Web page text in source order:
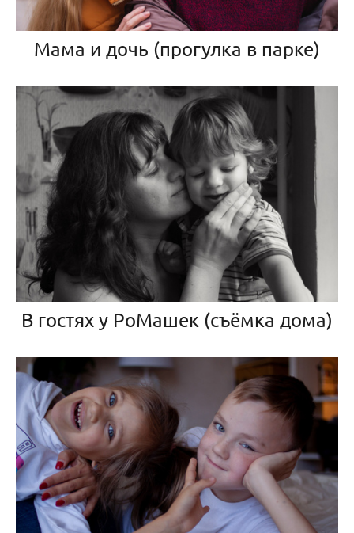
Мама и дочь (прогулка в парке)
В гостях у РоМашек (съёмка дома)